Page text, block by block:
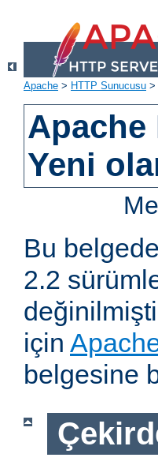
Apache > HTTP Sunucusu >
Apache
Yeni
Bu
2.2
için
belgesine